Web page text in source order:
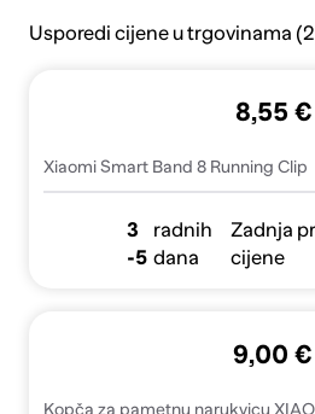
Usporedi cijene u trgovinama
Xiaomi Smart Band 8 Running Clip
8,55 €
3
-5
radnih
dana
Zadnja
cijene
9,00 €